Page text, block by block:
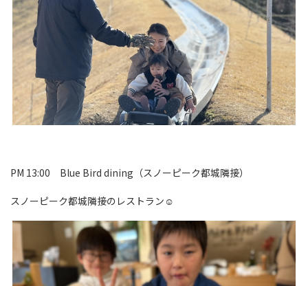
PM 13:00 Blue Bird dining（スノーピーク都城隣接）
スノーピーク都城隣接のレストラン☺